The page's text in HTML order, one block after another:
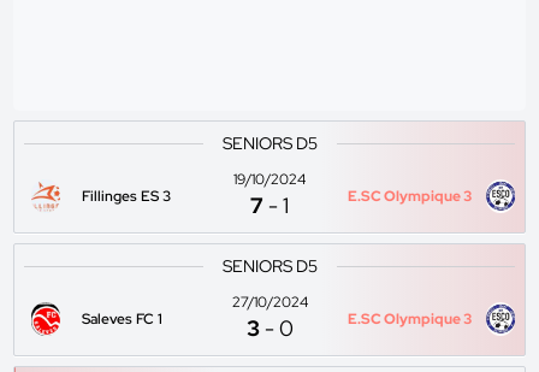
SENIORS D5
Fillinges ES 3
19/10/2024
7 -1 E.SC Olympique 3
SENIORS D5
Saleves FC 1
27/10/2024
3 -0 E.SC Olympique 3